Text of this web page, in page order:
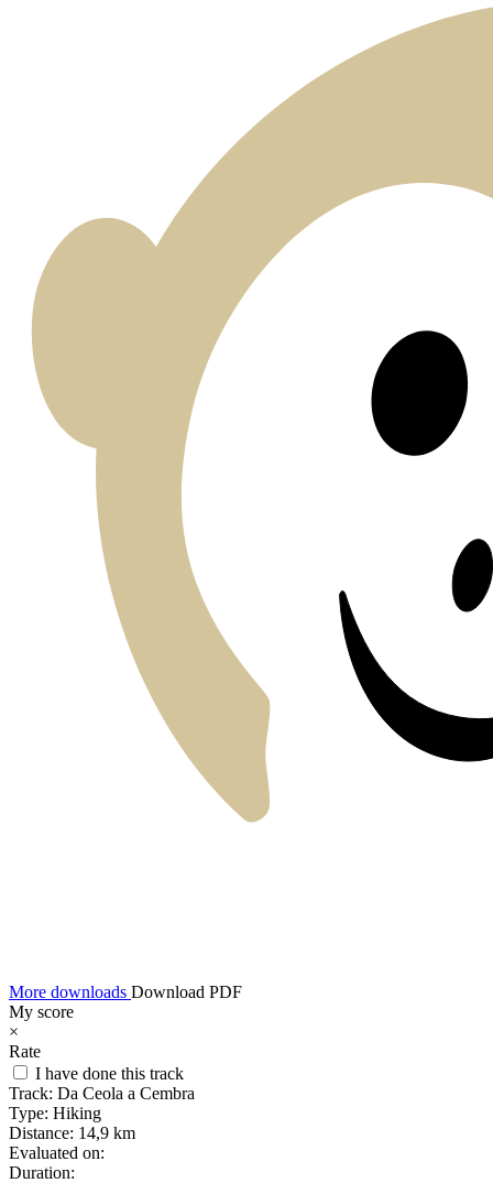
More downloads Download PDF
My score
×
Rate
I have done this track
Track: Da Ceola a Cembra
Type: Hiking
Distance: 14,9 km
Evaluated on:
Duration: